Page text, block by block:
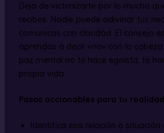
Deja de victimizarte por lo mucho
recibes. Nadie puede adivinar tus
comunicas con claridad. El consejo
aprendas a decir «no» con la
paz mental no te hace egoísta, te
propia vida.
Pasos accionables para tu
Identifica esa relación o